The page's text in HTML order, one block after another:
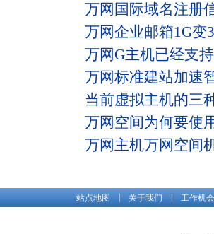
万网国际域名注册
万网企业邮箱1G变
万网G主机已经支
万网标准建站加速
当前虚拟主机的三
万网空间为何要使
万网主机万网空间
站点地图 关于我们 工作机会